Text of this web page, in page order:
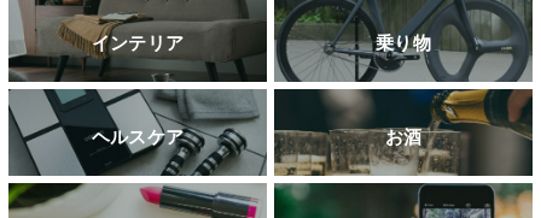
インテリア 乗り物
ヘルスケア お酒